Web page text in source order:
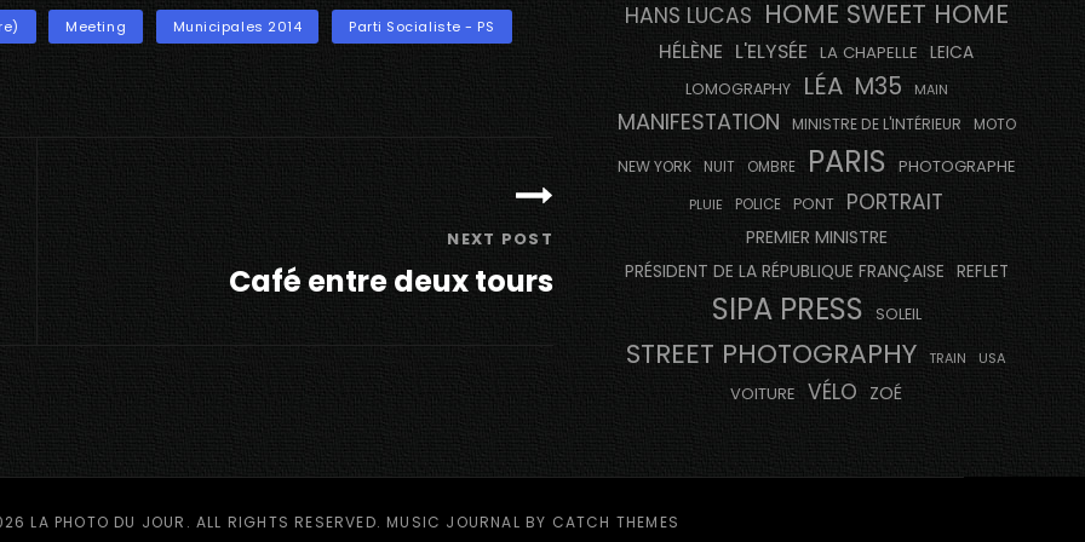
Meeting Municipales 2014 Parti Socialiste - PS
NEXT POST
Café entre deux tours
Post
HANS LUCAS HOME SWEET HOME
HÉLÈNE L'ELYSÉE LA CHAPELLE LEICA
LOMOGRAPHY LÉA M35 MAIN
MANIFESTATION MINISTRE DE L'INTÉRIEUR MOTO
NEW YORK NUIT OMBRE PARIS PHOTOGRAPHE
PLUIE POLICE PONT PORTRAIT
PREMIER MINISTRE
PRÉSIDENT DE LA RÉPUBLIQUE FRANÇAISE REFLET
SIPA PRESS SOLEIL
STREET PHOTOGRAPHY TRAIN USA
VOITURE VÉLO ZOÉ
LA PHOTO DU JOUR . ALL RIGHTS RESERVED. MUSIC JOURNAL BY CATCH THEMES